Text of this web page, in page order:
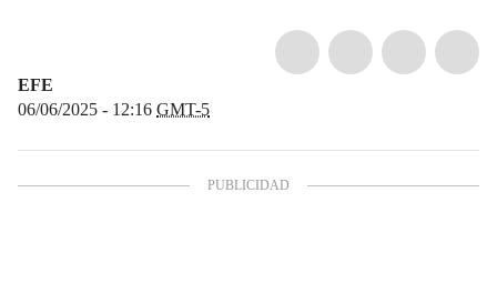
EFE
06/06/2025 - 12:16 GMT-5